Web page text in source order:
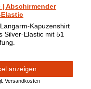
| Abschirmender
Kapuzenshirt
Silver-Elastic mit 51
anzeigen
Versandkosten